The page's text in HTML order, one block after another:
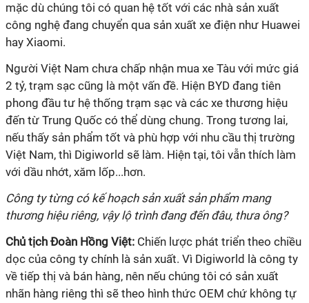
mặc dù chúng tôi có quan hệ tốt với các nhà sản xuất
công nghệ đang chuyển qua sản xuất xe điện như Huawei
hay Xiaomi.
Người Việt Nam chưa chấp nhận mua xe Tàu với mức giá
2 tỷ, trạm sạc cũng là một vấn đề. Hiện BYD đang tiên
phong đầu tư hệ thống trạm sạc và các xe thương hiệu
đến từ Trung Quốc có thể dùng chung. Trong tương lai,
nếu thấy sản phẩm tốt và phù hợp với nhu cầu thị trường
Việt Nam, thì Digiworld sẽ làm. Hiện tại, tôi vẫn thích làm
với dầu nhớt, xăm lốp...hơn.
Công ty từng có kế hoạch sản xuất sản phẩm mang
thương hiệu riêng, vậy lộ trình đang đến đâu, thưa ông?
Chủ tịch Đoàn Hồng Việt: Chiến lược phát triển theo chiều
dọc của công ty chính là sản xuất. Vì Digiworld là công ty
về tiếp thị và bán hàng, nên nếu chúng tôi có sản xuất
nhãn hàng riêng thì sẽ theo hình thức OEM chứ không tự